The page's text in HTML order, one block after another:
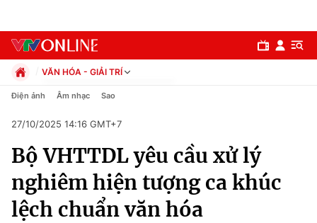
Chuyên mục
Chính trị
Xã hội
VĂN HÓA - GIẢI TRÍ
Chính trị
Pháp luật
Kinh tế
Thể thao
Truyền hình
Văn hóa - Giải trí
Điện ảnh Âm nhạc Sao
27/10/2025 14:16 GMT+7
Bộ VHTTDL yêu cầu xử lý
nghiêm hiện tượng ca khúc
lệch chuẩn văn hóa